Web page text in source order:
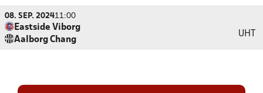
08. SEP. 202411:00
Eastside Viborg
Aalborg Chang
UHT